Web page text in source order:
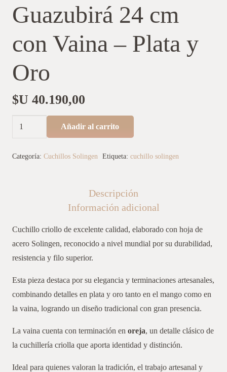
Guazubirá 24 cm
con Vaina – Plata y
Oro
$U 40.190,00
Plata
y
Oro
cantidad
Añadir al carrito
Categoría: Cuchillos Solingen Etiqueta: cuchillo solingen
Descripción
Información adicional
Cuchillo criollo de excelente calidad, elaborado con hoja de
acero Solingen, reconocido a nivel mundial por su durabilidad,
resistencia y filo superior.
Esta pieza destaca por su elegancia y terminaciones artesanales,
combinando detalles en plata y oro tanto en el mango como en
la vaina, logrando un diseño tradicional con gran presencia.
La vaina cuenta con terminación en oreja, un detalle clásico de
la cuchillería criolla que aporta identidad y distinción.
Ideal para quienes valoran la tradición, el trabajo artesanal y